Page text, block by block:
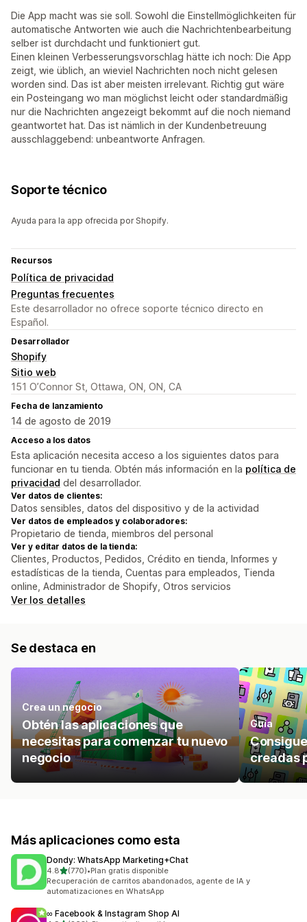
Die App macht was sie soll. Sowohl die Einstellmöglichkeiten für
automatische Antworten wie auch die Nachrichtenbearbeitung
selber ist durchdacht und funktioniert gut.
Einen kleinen Verbesserungsvorschlag hätte ich noch: Die App
zeigt, wie üblich, an wieviel Nachrichten noch nicht gelesen
worden sind. Das ist aber meisten irrelevant. Richtig gut wäre
ein Posteingang wo man möglichst leicht oder standardmäßig
nur die Nachrichten angezeigt bekommt auf die noch niemand
geantwortet hat. Das ist nämlich in der Kundenbetreuung
ausschlaggebend: unbeantworte Anfragen.
Soporte técnico
Ayuda para la app ofrecida por Shopify.
Recursos
Política de privacidad
Preguntas frecuentes
Este desarrollador no ofrece soporte técnico directo en
Español.
Desarrollador
Shopify
Sitio web
151 O’Connor St, Ottawa, ON, ON, CA
Fecha de lanzamiento
14 de agosto de 2019
Acceso a los datos
Esta aplicación necesita acceso a los siguientes datos para
funcionar en tu tienda. Obtén más información en la política de
privacidad del desarrollador.
Ver datos de clientes:
Datos sensibles, datos del dispositivo y de la actividad
Ver datos de empleados y colaboradores:
Propietario de tienda, miembros del personal
Ver y editar datos de la tienda:
Clientes, Productos, Pedidos, Crédito en tienda, Informes y
estadísticas de la tienda, Cuentas para empleados, Tienda
online, Administrador de Shopify, Otros servicios
Ver los detalles
Se destaca en
Crea un negocio
Obtén las aplicaciones que
necesitas para comenzar tu nuevo
negocio
Guía
creadas
Más aplicaciones como esta
Dondy: WhatsApp Marketing+Chat
4.8de 5 estrellas
(770)
770 reseñas en total
•Plan gratis disponible
Recuperación de carritos abandonados, agente de IA y
automatizaciones en WhatsApp
∞ Facebook & Instagram Shop AI